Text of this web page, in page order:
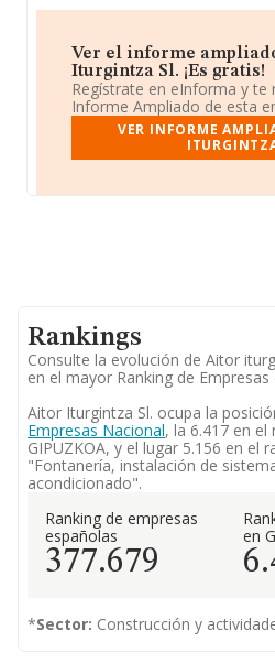
Ver el informe
Iturgintza Sl. ¡Es gratis!
Regístrate en eInforma y te
Informe Ampliado de esta
VER INFORME
Rankings
Consulte la evolución de Aitor
en el mayor Ranking de Empresas
Aitor Iturgintza Sl. ocupa la
Empresas Nacional, la 6.417 en el
GIPUZKOA, y el lugar 5.156 en el
"Fontanería, instalación de
acondicionado".
Ranking de empresas
españolas
377.679
en
*Sector: Construcción y